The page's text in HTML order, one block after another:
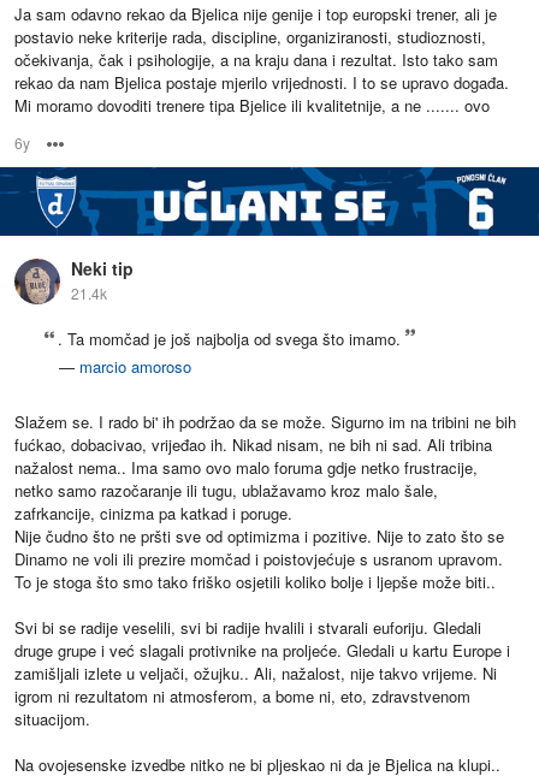
Ja sam odavno rekao da Bjelica nije genije i top europski trener, ali je
postavio neke kriterije rada, discipline, organiziranosti, studioznosti,
očekivanja, čak i psihologije, a na kraju dana i rezultat. Isto tako sam
rekao da nam Bjelica postaje mjerilo vrijednosti. I to se upravo događa.
Mi moramo dovoditi trenere tipa Bjelice ili kvalitetnije, a ne ....... ovo
6y
Neki tip
21.4k
. Ta momčad je još najbolja od svega što imamo.
— marcio amoroso
Slažem se. I rado bi' ih podržao da se može. Sigurno im na tribini ne bih
fućkao, dobacivao, vrijeđao ih. Nikad nisam, ne bih ni sad. Ali tribina
nažalost nema.. Ima samo ovo malo foruma gdje netko frustracije,
netko samo razočaranje ili tugu, ublažavamo kroz malo šale,
zafrkancije, cinizma pa katkad i poruge.
Nije čudno što ne pršti sve od optimizma i pozitive. Nije to zato što se
Dinamo ne voli ili prezire momčad i poistovjećuje s usranom upravom.
To je stoga što smo tako friško osjetili koliko bolje i ljepše može biti..
Svi bi se radije veselili, svi bi radije hvalili i stvarali euforiju. Gledali
druge grupe i već slagali protivnike na proljeće. Gledali u kartu Europe i
zamišljali izlete u veljači, ožujku.. Ali, nažalost, nije takvo vrijeme. Ni
igrom ni rezultatom ni atmosferom, a bome ni, eto, zdravstvenom
situacijom.
Na ovojesenske izvedbe nitko ne bi pljeskao ni da je Bjelica na klupi..